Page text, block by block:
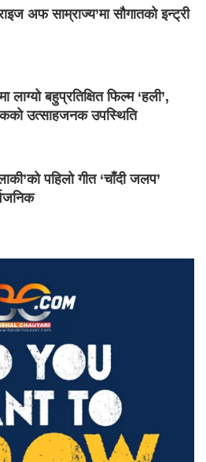
अफ साम्राज्य’मा सौगातको इन्ट्री
लाग्यो बहुप्रतिक्षित फिल्म ‘हली’,
उत्साहजनक उपस्थिति
पहिलो गीत ‘चाँदी जलप’